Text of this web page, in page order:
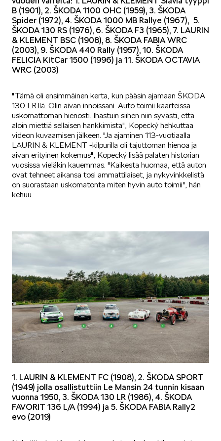
VASTUULLISUUS
ŠKODA 130 VUOTTA
ŠKODA MEDIASSA
SPONSOROINTI & YHTEISTYÖ
KLASSIKOT
RALLI
B (1901), 2. ŠKODA 1100 OHC (1959), 3. ŠKODA
Spider (1972), 4. ŠKODA 1000 MB Rallye (1967), 5.
ŠKODA 130 RS (1976), 6. ŠKODA F3 (1965), 7. LAURIN
& KLEMENT BSC (1908), 8. ŠKODA FABIA WRC
(2003), 9. ŠKODA 440 Rally (1957), 10. ŠKODA
FELICIA KitCar 1500 (1996) ja 11. ŠKODA OCTAVIA
WRC (2003)
"Tämä oli ensimmäinen kerta, kun pääsin ajamaan ŠKODA
130 LR:llä. Olin aivan innoissani. Auto toimii kaarteissa
uskomattoman hienosti. Ihastuin siihen niin syvästi, että
aloin miettiä sellaisen hankkimista", Kopecký hehkuttaa
videon kuvaamisen jälkeen. "Ja ajaminen 113-vuotiaalla
LAURIN & KLEMENT -kilpurilla oli tajuttoman hienoa ja
aivan erityinen kokemus", Kopecký lisää palaten historian
vuosissa vieläkin kauemmas. "Kaikesta huomaa, että auton
ovat tehneet aikansa tosi ammattilaiset, ja nykyvinkkelistä
on suorastaan uskomatonta miten hyvin auto toimii", hän
kehuu.
1. LAURIN & KLEMENT FC (1908), 2. ŠKODA SPORT
(1949) jolla osallistuttiin Le Mansin 24 tunnin kisaan
vuonna 1950, 3. ŠKODA 130 LR (1986), 4. ŠKODA
FAVORIT 136 L/A (1994) ja 5. ŠKODA FABIA Rally2
evo (2019)